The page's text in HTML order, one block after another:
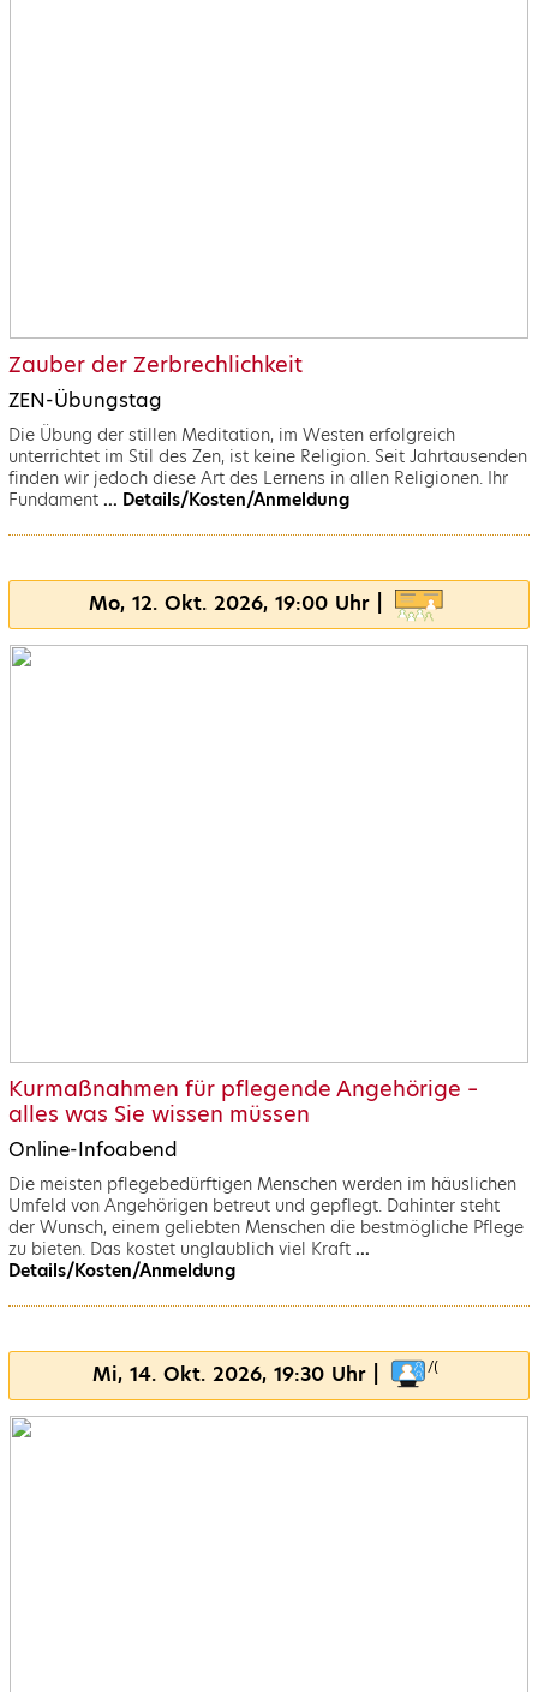
Zauber der Zerbrechlichkeit
ZEN-Übungstag
Die Übung der stillen Meditation, im Westen erfolgreich
unterrichtet im Stil des Zen, ist keine Religion. Seit Jahrtausenden
finden wir jedoch diese Art des Lernens in allen Religionen. Ihr
Fundament... Details/Kosten/Anmeldung
Mo, 12. Okt. 2026, 19:00 Uhr |
Kurmaßnahmen für pflegende Angehörige –
alles was Sie wissen müssen
Online-Infoabend
Die meisten pflegebedürftigen Menschen werden im häuslichen
Umfeld von Angehörigen betreut und gepflegt. Dahinter steht
der Wunsch, einem geliebten Menschen die bestmögliche Pflege
zu bieten. Das kostet unglaublich viel Kraft...
Details/Kosten/Anmeldung
Mi, 14. Okt. 2026, 19:30 Uhr |